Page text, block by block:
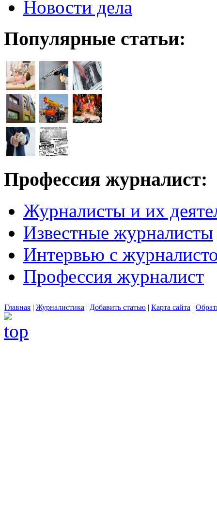
Новости дела
Популярные статьи:
Профессия журналист:
Журналисты и их
Известные журналисты
Интервью с
Профессия журналист
Главная | Журналистика | Добавить статью | Карта сайта |